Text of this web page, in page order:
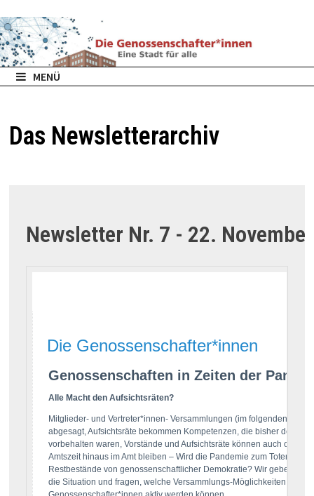
zum
Inhalt
MENÜ
Das Newsletterarchiv
Newsletter Nr. 7 - 22.